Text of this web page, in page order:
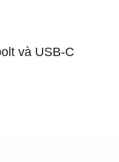
và USB-C